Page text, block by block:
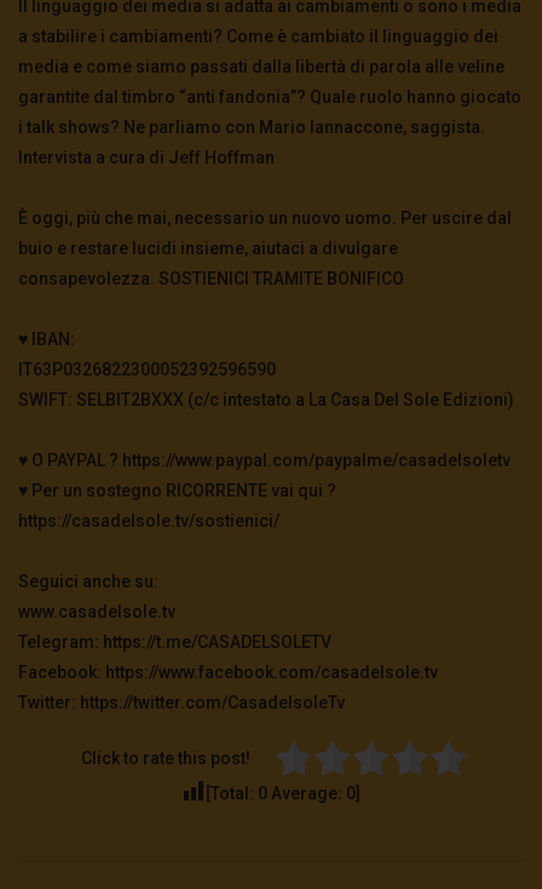
Il linguaggio dei media si adatta ai cambiamenti o sono i media
a stabilire i cambiamenti? Come è cambiato il linguaggio dei
media e come siamo passati dalla libertà di parola alle veline
garantite dal timbro “anti fandonia”? Quale ruolo hanno giocato
i talk shows? Ne parliamo con Mario Iannaccone, saggista.
Intervista a cura di Jeff Hoffman
È oggi, più che mai, necessario un nuovo uomo. Per uscire dal
buio e restare lucidi insieme, aiutaci a divulgare
consapevolezza. SOSTIENICI TRAMITE BONIFICO
♥️ IBAN:
IT63P0326822300052392596590
SWIFT: SELBIT2BXXX (c/c intestato a La Casa Del Sole Edizioni)
♥️ O PAYPAL ? https://www.paypal.com/paypalme/casadelsoletv
♥️ Per un sostegno RICORRENTE vai qui ?
https://casadelsole.tv/sostienici/
Seguici anche su:
www.casadelsole.tv
Telegram: https://t.me/CASADELSOLETV
Facebook: https://www.facebook.com/casadelsole.tv
Twitter: https://twitter.com/CasadelsoleTv
Click to rate this post!
[Total: 0 Average: 0